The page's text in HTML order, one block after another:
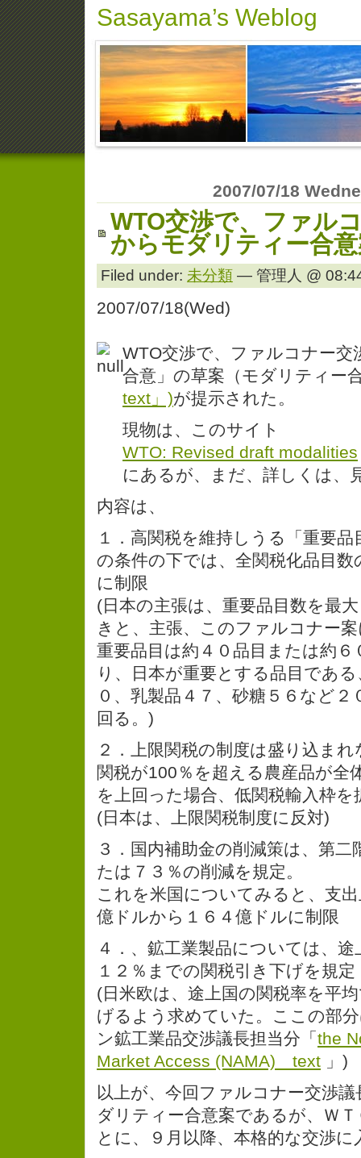
Sasayama’s Weblog
2007/07/18
WTO交渉で、ファル
からモダリティー合
Filed under: 未分類 — 管理人 @
2007/07/18(Wed)
WTO交渉で、ファルコナー交
合意」の草案（モダリティー
text」)が提示された。
現物は、このサイト
WTO: Revised draft modalities
にあるが、まだ、詳しくは、
内容は、
１．高関税を維持しうる「重要
の条件の下では、全関税化品目
に制限
(日本の主張は、重要品目数を最
きと、主張、このファルコナー
重要品目は約４０品目または約
り、日本が重要とする品目であ
０、乳製品４７、砂糖５６など
回る。)
２．上限関税の制度は盛り込ま
関税が100％を超える農産品が全
を上回った場合、低関税輸入枠を
(日本は、上限関税制度に反対)
３．国内補助金の削減策は、第
たは７３％の削減を規定。
これを米国についてみると、支
億ドルから１６４億ドルに制限
４．、鉱工業製品については、
１２％までの関税引き下げを規定
(日米欧は、途上国の関税率を平
げるよう求めていた。ここの部
ン鉱工業品交渉議長担当分「 the
Market Access (NAMA) text 」)
以上が、今回ファルコナー交渉
ダリティー合意案であるが、Ｗ
とに、９月以降、本格的な交渉に